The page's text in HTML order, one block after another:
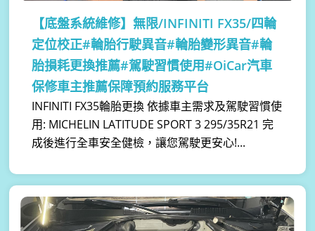
【底盤系統維修】無限/INFINITI FX35/四輪
定位校正#輪胎行駛異音#輪胎變形異音#輪
胎損耗更換推薦#駕駛習慣使用#OiCar汽車
保修車主推薦保障預約服務平台
INFINITI FX35輪胎更換 依據車主需求及駕駛習慣使
用: MICHELIN LATITUDE SPORT 3 295/35R21 完
成後進行全車安全健檢，讓您駕駛更安心!...